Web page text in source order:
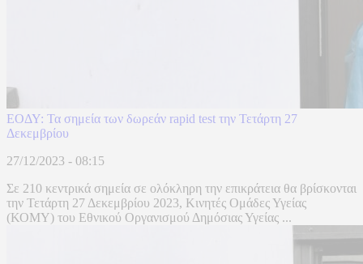
ΕΟΔΥ: Τα σημεία των δωρεάν rapid test την Τετάρτη 27
Δεκεμβρίου
27/12/2023 - 08:15
Σε 210 κεντρικά σημεία σε ολόκληρη την επικράτεια θα βρίσκονται
την Τετάρτη 27 Δεκεμβρίου 2023, Κινητές Ομάδες Υγείας
(ΚΟΜΥ) του Εθνικού Οργανισμού Δημόσιας Υγείας ...